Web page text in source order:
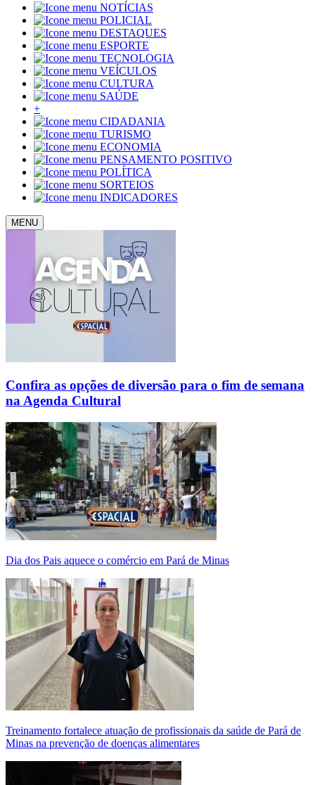
NOTÍCIAS
POLICIAL
DESTAQUES
ESPORTE
TECNOLOGIA
VEÍCULOS
CULTURA
SAÚDE
+
CIDADANIA
TURISMO
ECONOMIA
PENSAMENTO POSITIVO
POLÍTICA
SORTEIOS
INDICADORES
MENU
Confira as opções de diversão para o fim de semana
na Agenda Cultural
Dia dos Pais aquece o comércio em Pará de Minas
Treinamento fortalece atuação de profissionais da saúde de Pará de
Minas na prevenção de doenças alimentares